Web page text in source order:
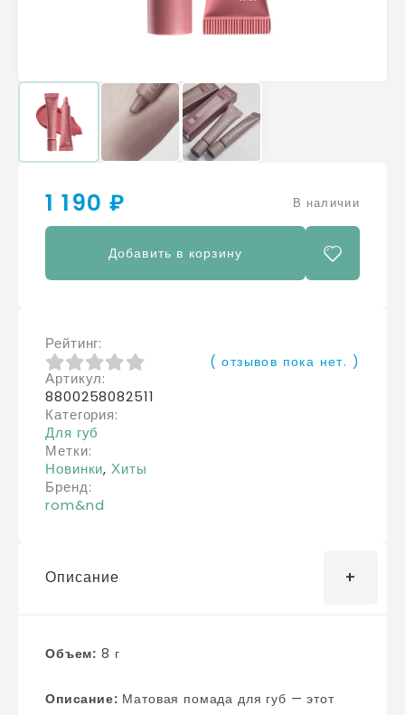
1 190 ₽ В наличии
Добавить в корзину
Рейтинг
0из 5
( отзывов пока нет. )
Артикул
8800258082511
Категория
Для губ
Метки
Новинки,Хиты
Бренд
rom&nd
Описание
Объем: 8 г
Описание: